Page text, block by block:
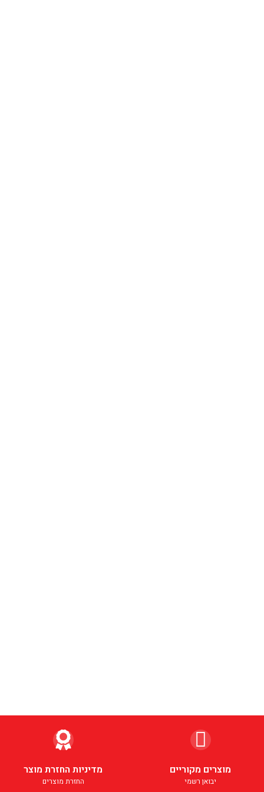
מוצרים מקוריים
יבואן רשמי
מדיניות החזרת מוצר
החזרת מוצרים